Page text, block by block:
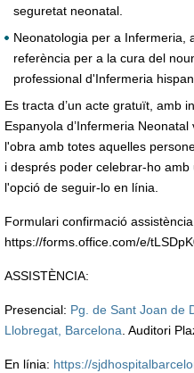
seguretat neonatal.
Neonatologia per a Infermeria,
referència per a la cura del
professional d'Infermeria
Es tracta d’un acte gratuït, amb
Espanyola d’Infermeria
l'obra amb totes aquelles
i després poder celebrar-ho
l'opció de seguir-lo en línia.
Formulari confirmació
https://forms.office.com/e/
ASSISTÈNCIA:
Presencial: Pg. de Sant Joan de
Llobregat, Barcelona. Auditori
En línia: https://